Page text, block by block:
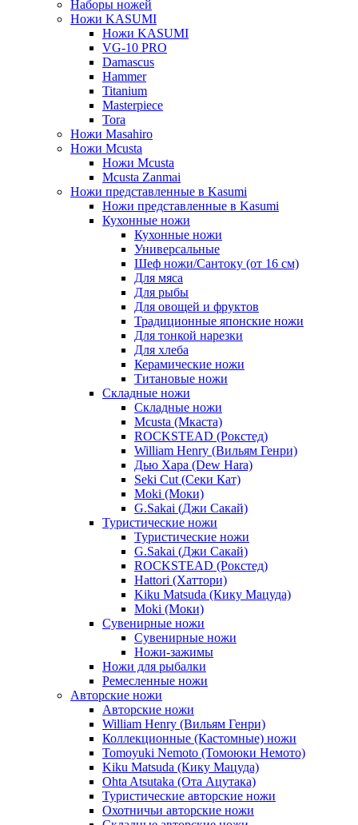
Наборы ножей
Ножи KASUMI
Ножи KASUMI
VG-10 PRO
Damascus
Hammer
Titanium
Masterpiece
Tora
Ножи Masahiro
Ножи Mcusta
Ножи Mcusta
Mcusta Zanmai
Ножи представленные в Kasumi
Ножи представленные в Kasumi
Кухонные ножи
Кухонные ножи
Универсальные
Шеф ножи/Сантоку (от 16 см)
Для мяса
Для рыбы
Для овощей и фруктов
Традиционные японские ножи
Для тонкой нарезки
Для хлеба
Керамические ножи
Титановые ножи
Складные ножи
Складные ножи
Mcusta (Мкаста)
ROCKSTEAD (Рокстед)
William Henry (Вильям Генри)
Дью Хара (Dew Hara)
Seki Cut (Секи Кат)
Moki (Моки)
G.Sakai (Джи Сакай)
Туристические ножи
Туристические ножи
G.Sakai (Джи Сакай)
ROCKSTEAD (Рокстед)
Hattori (Хаттори)
Kiku Matsuda (Кику Мацуда)
Moki (Моки)
Сувенирные ножи
Сувенирные ножи
Ножи-зажимы
Ножи для рыбалки
Ремесленные ножи
Авторские ножи
Авторские ножи
William Henry (Вильям Генри)
Коллекционные (Кастомные) ножи
Tomoyuki Nemoto (Томоюки Немото)
Kiku Matsuda (Кику Мацуда)
Ohta Atsutaka (Ота Ацутака)
Туристические авторские ножи
Охотничьи авторские ножи